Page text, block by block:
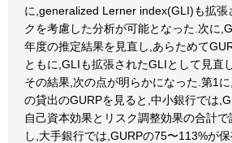
に,generalized Lerner index(GLI)も拡張
クを考慮した分析が可能となった.次に
年度の推定結果を見直し,あらためて
ともに,GLIも拡張されたGLIとして見直
その結果,次の点が明らかになった.第1
の貸出のGURPを見ると,中小銀行では
自己資本効果とリスク調整効果の合計
し,大手銀行では,GURPの75〜113%が